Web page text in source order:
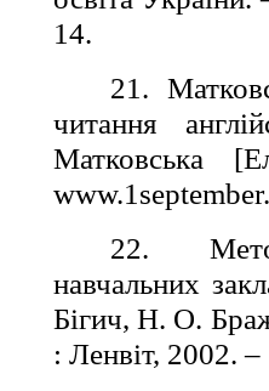
14.
21.
читання
Матковська
22.
навчальних
Бігич, Н. О.
: Ленвіт, 2002.